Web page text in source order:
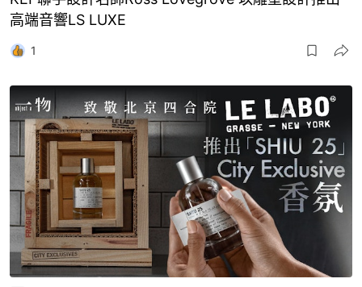
高端音響LS LUXE
1